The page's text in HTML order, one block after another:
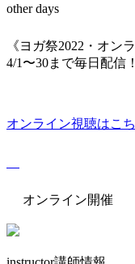
other days
《ヨガ祭2022・オン
4/1〜30まで毎日配信！
オンライン視聴はこ
オンライン開催